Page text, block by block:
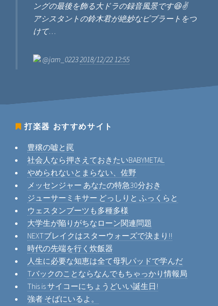
ングの最後を飾る大ドラの録音風景です😆✌️
アシスタントの鈴木君が絶妙なビブラートをつ
けて…
@jam_0223 2018/12/22 12:55
打楽器 おすすめサイト
豊穣の嘘と罠
社会人なら押さえておきたいBABYMETAL
やめられないとまらない、佐野
メッセンジャー あなたの特急30分おき
ジューサーミキサー どっしりと ふっくらと
ウェスタンブーツも多種多様
大学生が陥りがちなローン関連問題
NEXTブレイクはスターウォーズで決まり!!
時代の先端を行く炊飯器
人生に必要な知恵は全て母乳パッドで学んだ
Tバックのことならなんでもちゃっかり情報局
This is サイコーにちょうどいい誕生日!
強者 そばにいるよ。